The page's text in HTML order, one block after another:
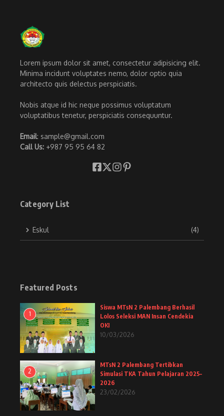
Lorem ipsum dolor sit amet, consectetur adipisicing elit.
Minima incidunt voluptates nemo, dolor optio quia
architecto quis delectus perspiciatis.
Nobis atque id hic neque possimus voluptatum
voluptatibus tenetur, perspiciatis consequuntur.
Email: sample@gmail.com
Call Us: +987 95 95 64 82
Category List
Eskul (4)
Featured Posts
1
Siswa MTsN 2 Palembang Berhasil
Lolos Seleksi MAN Insan Cendekia
OKI
10/03/2026
2
MTsN 2 Palembang Tertibkan
Simulasi TKA Tahun Pelajaran 2025–
2026
23/02/2026